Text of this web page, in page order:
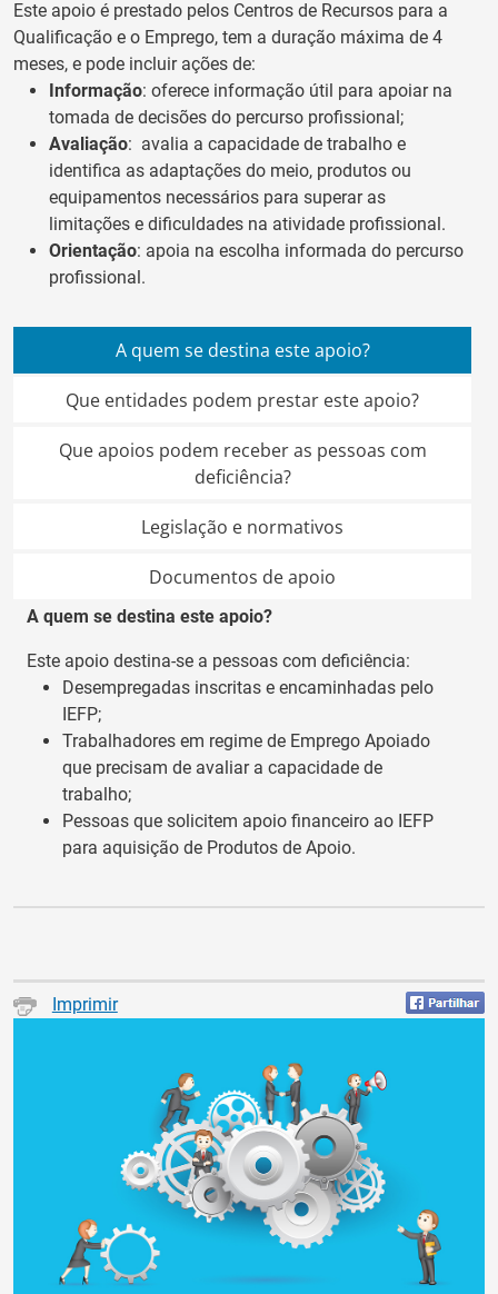
Este apoio é prestado pelos Centros de Recursos para a
Qualificação e o Emprego, tem a duração máxima de 4
meses, e pode incluir ações de:
Informação: oferece informação útil para apoiar na
tomada de decisões do percurso profissional;
Avaliação: avalia a capacidade de trabalho e
identifica as adaptações do meio, produtos ou
equipamentos necessários para superar as
limitações e dificuldades na atividade profissional.
Orientação: apoia na escolha informada do percurso
profissional.
A quem se destina este apoio?
Que entidades podem prestar este apoio?
Que apoios podem receber as pessoas com
deficiência?
Legislação e normativos
Documentos de apoio
A quem se destina este apoio?
Este apoio destina-se a pessoas com deficiência:
Desempregadas inscritas e encaminhadas pelo
IEFP;
Trabalhadores em regime de Emprego Apoiado
que precisam de avaliar a capacidade de
trabalho;
Pessoas que solicitem apoio financeiro ao IEFP
para aquisição de Produtos de Apoio.
Imprimir